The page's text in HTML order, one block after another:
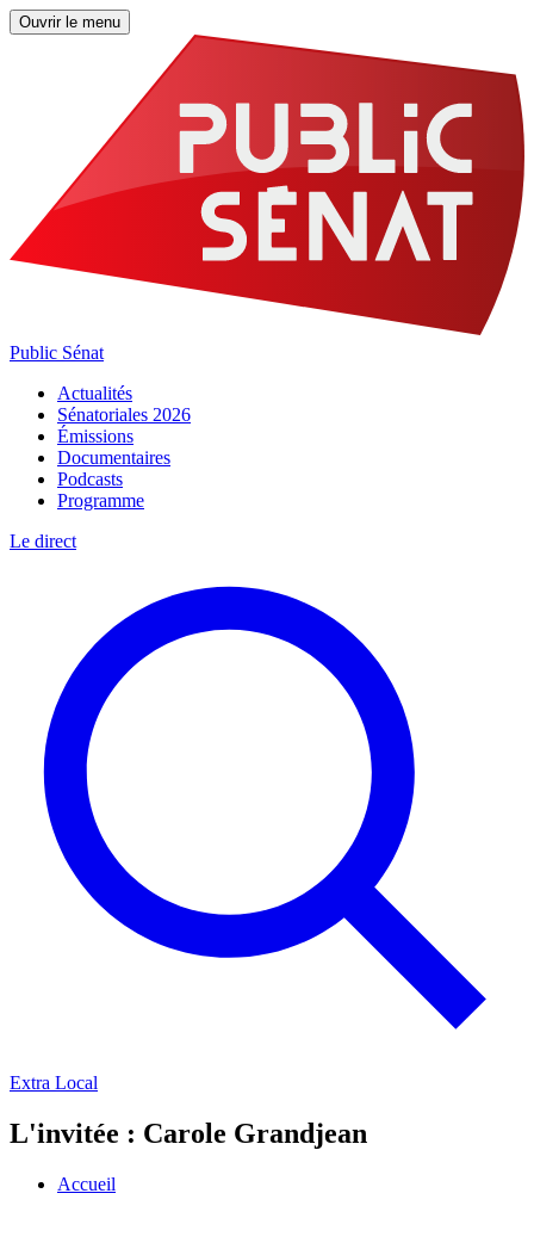
Ouvrir le menu
Public Sénat
Actualités
Sénatoriales 2026
Émissions
Documentaires
Podcasts
Programme
Le direct
Extra Local
L'invitée : Carole Grandjean
Accueil